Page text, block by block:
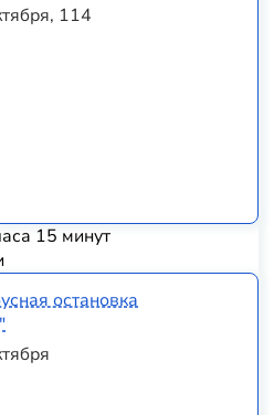
114
15 минут
остановка